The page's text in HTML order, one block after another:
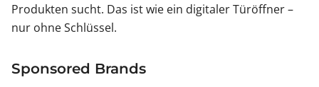
Produkten sucht. Das ist wie ein digitaler Türöffner –
nur ohne Schlüssel.
Sponsored Brands